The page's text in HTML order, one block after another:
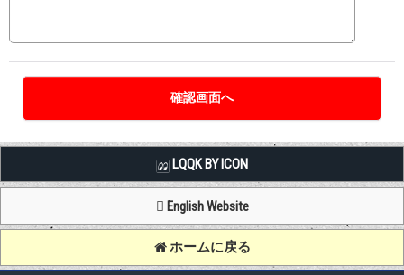
LQQK BY ICON
English Website
ホームに戻る